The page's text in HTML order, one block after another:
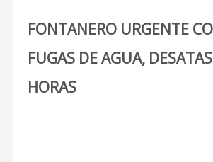
FONTANERO URGENTE
FUGAS DE AGUA,
HORAS